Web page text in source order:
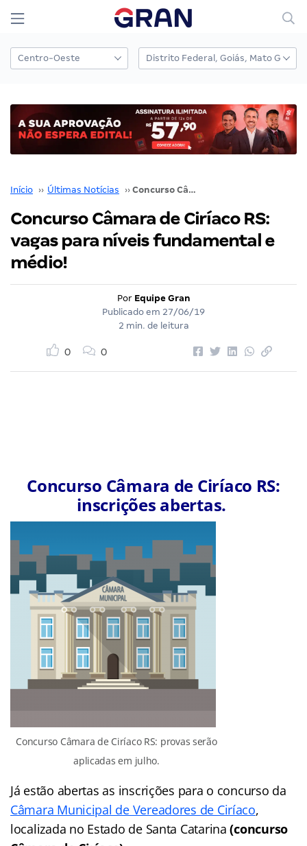
Início ›› Últimas Notícias ›› Concurso Câmara de Ciríaco RS: vagas para níveis fundamental e médio!
Concurso Câmara de Ciríaco RS:
vagas para níveis fundamental e
médio!
Por Equipe Gran
Publicado em 27/06/19
2 min. de leitura
0 0
Concurso Câmara de Ciríaco RS:
inscrições abertas.
Concurso Câmara de Ciríaco RS: provas serão
aplicadas em julho.
Já estão abertas as inscrições para o concurso da
Câmara Municipal de Vereadores de Ciríaco,
localizada no Estado de Santa Catarina(concurso